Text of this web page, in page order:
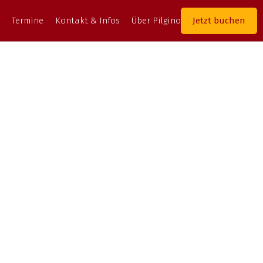
Termine Kontakt & Infos Über Pilgino Jetzt buchen